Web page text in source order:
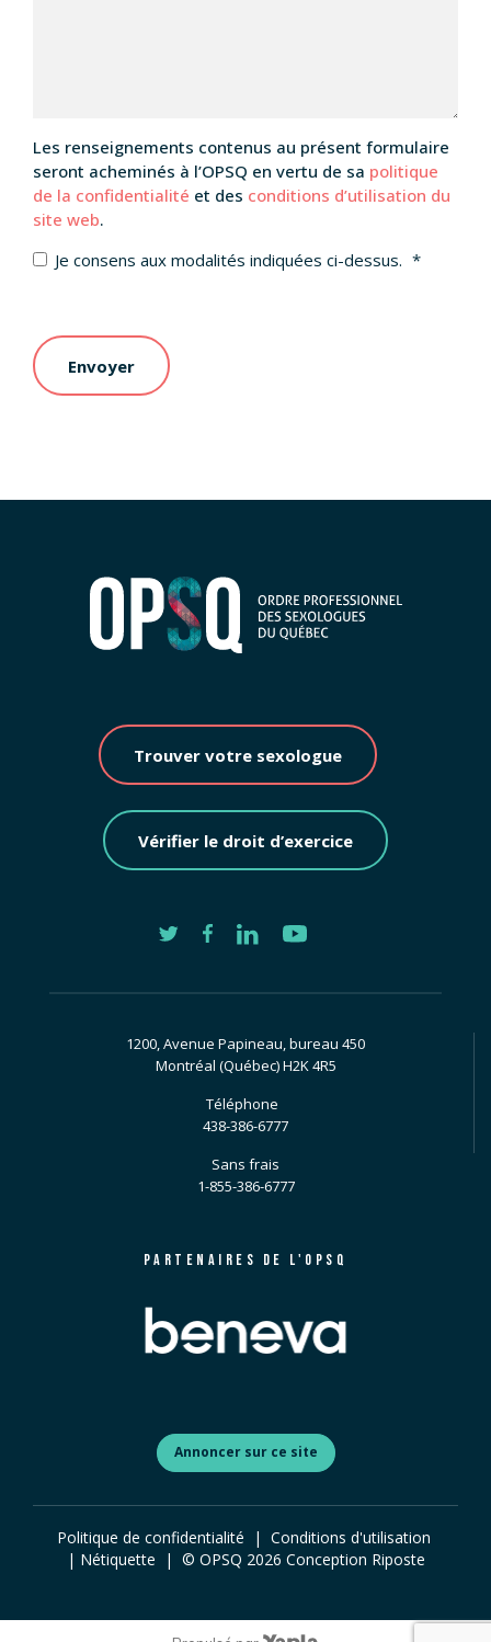
Les renseignements contenus au présent formulaire
seront acheminés à l’OPSQ en vertu de sa politique
de la confidentialité et des conditions d’utilisation du
site web.
Je consens aux modalités indiquées ci-dessus. *
Envoyer
Trouver votre sexologue
Vérifier le droit d’exercice
1200, Avenue Papineau, bureau 450
Montréal (Québec) H2K 4R5
Téléphone
438-386-6777
Sans frais
1-855-386-6777
PARTENAIRES DE L'OPSQ
Annoncer sur ce site
Politique de confidentialité | Conditions d'utilisation
| Nétiquette | © OPSQ 2026 Conception Riposte